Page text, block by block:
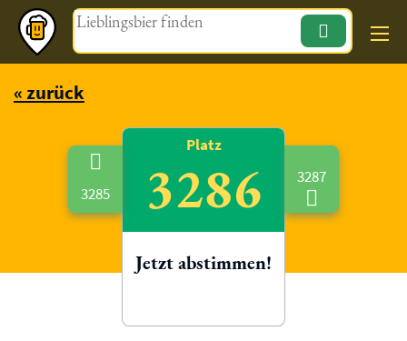
Magazin
« zurück
3285
Platz
3286
Jetzt abstimmen!
3287